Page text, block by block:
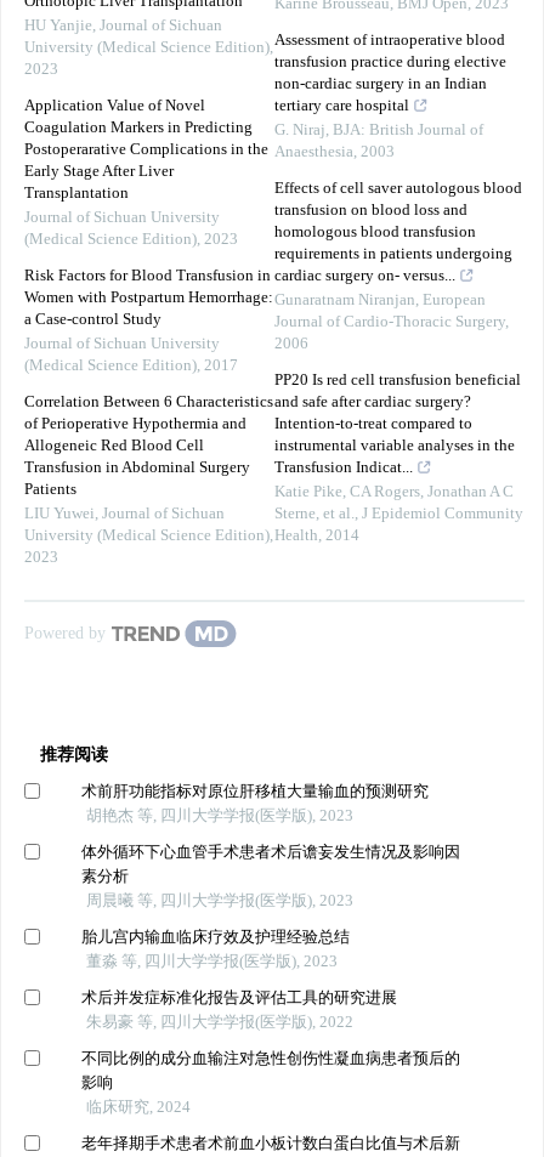
HU Yanjie, Journal of Sichuan
University (Medical Science Edition),
2023
Application Value of Novel
Coagulation Markers in Predicting
Postoperarative Complications in the
Early Stage After Liver
Transplantation
Journal of Sichuan University
(Medical Science Edition), 2023
Risk Factors for Blood Transfusion in
Women with Postpartum Hemorrhage:
a Case-control Study
Journal of Sichuan University
(Medical Science Edition), 2017
Correlation Between 6 Characteristics
of Perioperative Hypothermia and
Allogeneic Red Blood Cell
Transfusion in Abdominal Surgery
Patients
LIU Yuwei, Journal of Sichuan
University (Medical Science Edition),
2023
Karine Brousseau, BMJ Open, 2023
Assessment of intraoperative blood
transfusion practice during elective
non‐cardiac surgery in an Indian
tertiary care hospital
G. Niraj, BJA: British Journal of
Anaesthesia, 2003
Effects of cell saver autologous blood
transfusion on blood loss and
homologous blood transfusion
requirements in patients undergoing
cardiac surgery on- versus...
Gunaratnam Niranjan, European
Journal of Cardio-Thoracic Surgery,
2006
PP20 Is red cell transfusion beneficial
and safe after cardiac surgery?
Intention-to-treat compared to
instrumental variable analyses in the
Transfusion Indicat...
Katie Pike, CA Rogers, Jonathan A C
Sterne, et al., J Epidemiol Community
Health, 2014
Powered by
推荐阅读
术前肝功能指标对原位肝移植大量输血的预测研究
胡艳杰 等, 四川大学学报(医学版), 2023
体外循环下心血管手术患者术后谵妄发生情况及影响因
素分析
周晨曦 等, 四川大学学报(医学版), 2023
胎儿宫内输血临床疗效及护理经验总结
董淼 等, 四川大学学报(医学版), 2023
术后并发症标准化报告及评估工具的研究进展
朱易豪 等, 四川大学学报(医学版), 2022
不同比例的成分血输注对急性创伤性凝血病患者预后的
影响
临床研究, 2024
老年择期手术患者术前血小板计数白蛋白比值与术后新